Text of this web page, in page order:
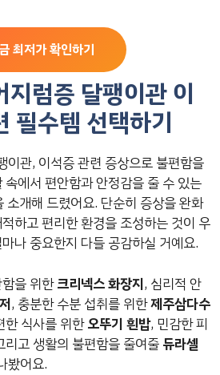
최저가 확인하기
지럼증 달팽이관 이
필수템 선택하기
이관, 이석증 관련 증상으로 불편함을
에서 편안함과 안정감을 줄 수 있는
개해 드렸어요. 단순히 증상을 완화
하고 편리한 환경을 조성하는 것이 우
나 중요한지 다들 공감하실 거예요.
을 위한크리넥스 화장지, 심리적 안
, 충분한 수분 섭취를 위한제주삼다수
한 식사를 위한오뚜기 흰밥, 민감한 피
리고 생활의 불편함을 줄여줄 듀라셀
봤어요.